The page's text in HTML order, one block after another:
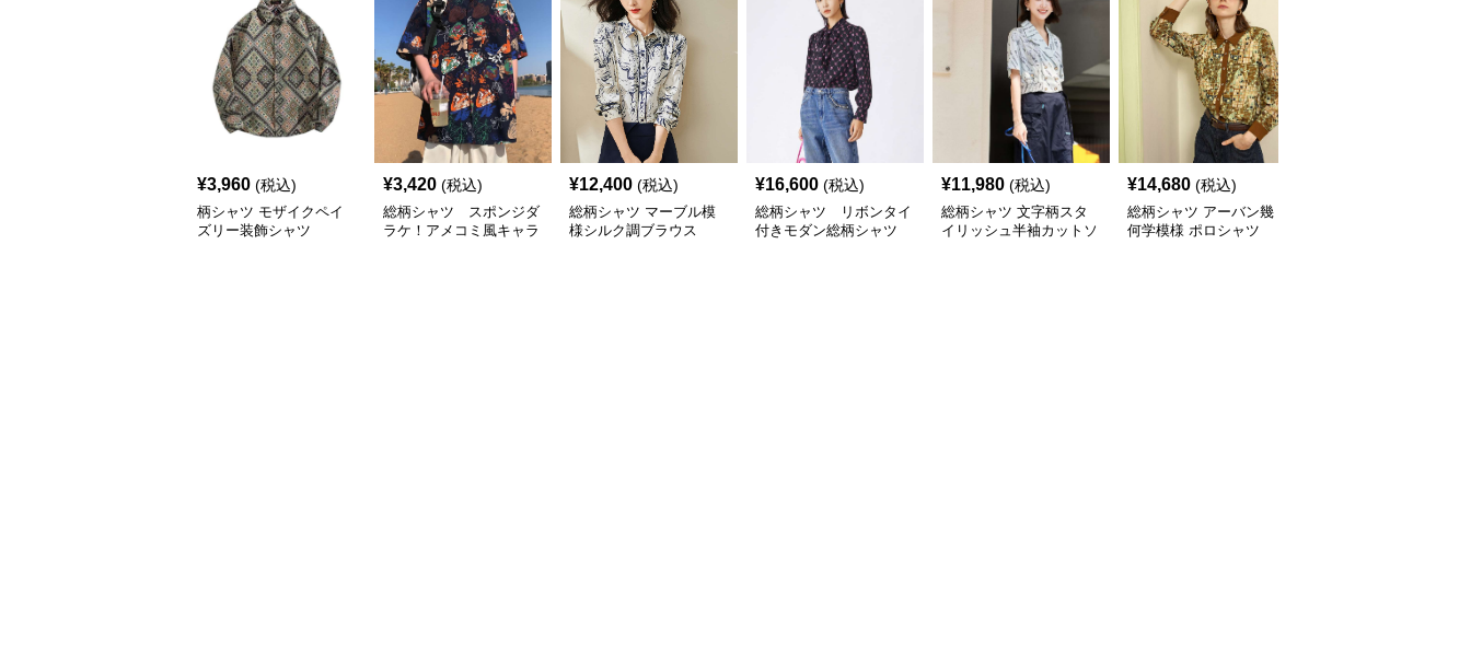
¥3,960 (税込)
柄シャツ モザイクペイ
ズリー装飾シャツ
¥3,420 (税込)
総柄シャツ スポンジダ
ラケ！アメコミ風キャラ
¥12,400 (税込)
総柄シャツ マーブル模
様シルク調ブラウス
¥16,600 (税込)
総柄シャツ リボンタイ
付きモダン総柄シャツ
¥11,980 (税込)
総柄シャツ 文字柄スタ
イリッシュ半袖カットソ
¥14,680 (税込)
総柄シャツ アーバン幾
何学模様 ポロシャツ